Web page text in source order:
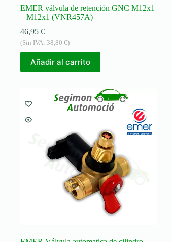
EMER válvula de retención GNC M12x1
– M12x1 (VNR457A)
46,95 €
(Sin IVA: 38,80 €)
Añadir al carrito